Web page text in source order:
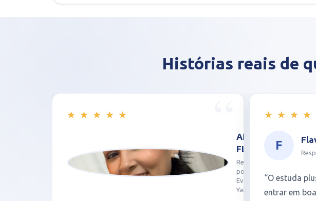
Histórias reais de
Responsável
★ ★ ★ ★ ★
Responsável por Maya Araú...
“O estuda plus é uma oportunidade de
★ ★ ★ ★
F
“O estuda
entrar em